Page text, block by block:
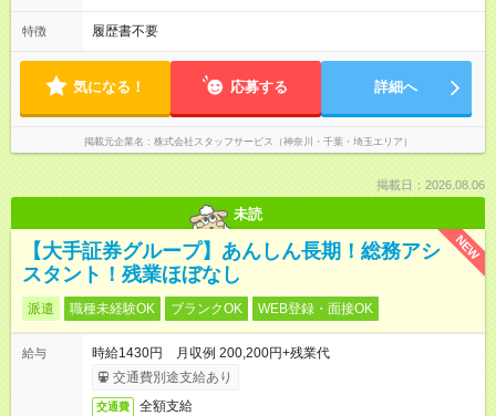
特徴 履歴書不要
気になる！ 応募する 詳細へ
掲載元企業名 株式会社スタッフサービス（神奈川・千葉・埼玉エリア）
掲載日：2026.08.06
未読
NEW
【大手証券グループ】あんしん長期！総務アシ
スタント！残業ほぼなし
派遣 職種未経験OK ブランクOK WEB登録・面接OK
給与
時給1430円 月収例 200,200円+残業代
交通費別途支給あり
交通費 全額支給